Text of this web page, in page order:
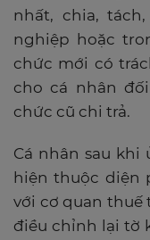
nhất, chia,
nghiệp hoặc
chức mới có
cho cá nhân
chức cũ chi trả.
Cá nhân sau khi
hiện thuộc diện
với cơ quan
điều chỉnh lại tờ